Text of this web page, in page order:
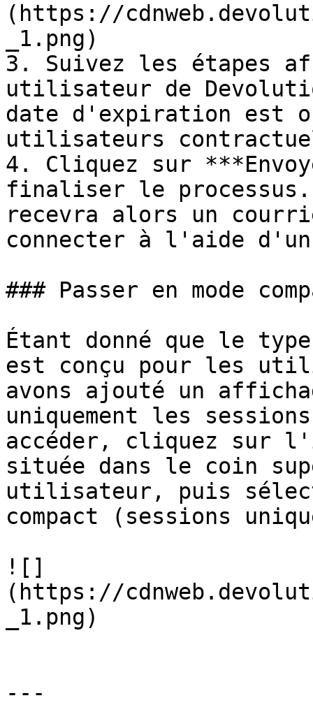
(https://
_1.png)
3. Suivez les étapes
utilisateur de
date d'expiration est
utilisateurs
4. Cliquez sur
finaliser le
recevra alors un
connecter à l'aide d'un
### Passer en mode
Étant donné que le
est conçu pour les
avons ajouté un
uniquement les
accéder, cliquez sur
située dans le coin
utilisateur, puis
compact (sessions
![]
(https://
_1.png)
---